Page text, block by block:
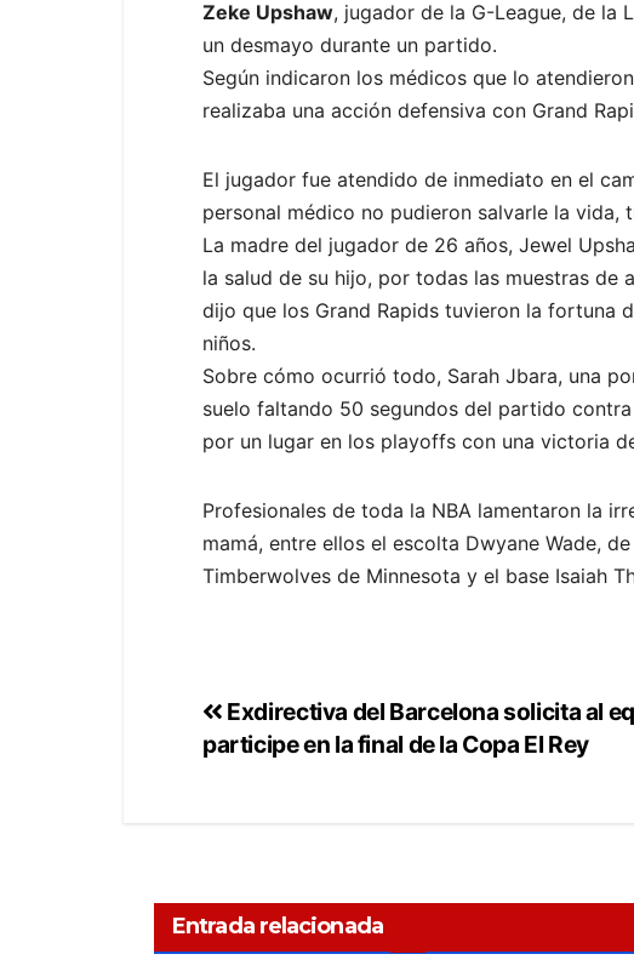
Zeke Upshaw, jugador de la G-League, de la
un desmayo durante un partido.
Según indicaron los médicos que lo
realizaba una acción defensiva con Grand
El jugador fue atendido de inmediato en el
personal médico no pudieron salvarle la vida,
La madre del jugador de 26 años, Jewel
la salud de su hijo, por todas las muestras
dijo que los Grand Rapids tuvieron la fortuna
niños.
Sobre cómo ocurrió todo, Sarah Jbara, una
suelo faltando 50 segundos del partido
por un lugar en los playoffs con una victoria
Profesionales de toda la NBA lamentaron la
mamá, entre ellos el escolta Dwyane Wade,
Timberwolves de Minnesota y el base Isaiah
Exdirectiva del Barcelona solicita al
participe en la final de la Copa El Rey
Entrada relacionada